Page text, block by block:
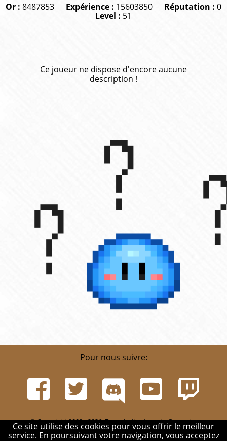
Or :8487853 Expérience : 15603850 Réputation : 0
Level : 51
Ce joueur ne dispose d'encore aucune
description !
Pour nous suivre:
© Copyright 2002 - 2026. Tous droits réservés. Pour plus
d'informations, rendez-vous sur la page Infos.
Ce site utilise des cookies pour vous offrir le meilleur
service. En poursuivant votre navigation, vous acceptez